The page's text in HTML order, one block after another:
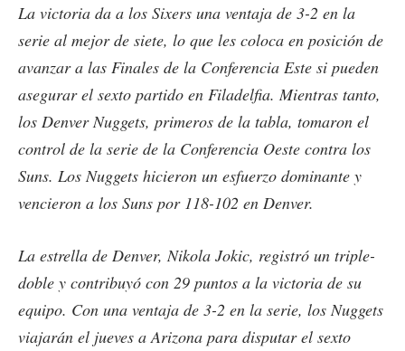
La victoria da a los Sixers una ventaja de 3-2 en la
serie al mejor de siete, lo que les coloca en posición de
avanzar a las Finales de la Conferencia Este si pueden
asegurar el sexto partido en Filadelfia. Mientras tanto,
los Denver Nuggets, primeros de la tabla, tomaron el
control de la serie de la Conferencia Oeste contra los
Suns. Los Nuggets hicieron un esfuerzo dominante y
vencieron a los Suns por 118-102 en Denver.
La estrella de Denver, Nikola Jokic, registró un triple-
doble y contribuyó con 29 puntos a la victoria de su
equipo. Con una ventaja de 3-2 en la serie, los Nuggets
viajarán el jueves a Arizona para disputar el sexto